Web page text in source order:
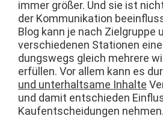
immer größer. Und sie ist
der Kom­mu­nika­tion
Blog kann je nach Ziel­gruppe
ver­schiede­nen Sta­tio­nen
dungswegs gle­ich mehrere
erfüllen. Vor allem kann es
und unter­halt­same Inhalte
und damit entsch­ieden
Kaufentschei­dun­gen nehmen.